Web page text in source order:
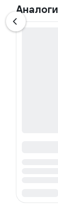
Аналоги